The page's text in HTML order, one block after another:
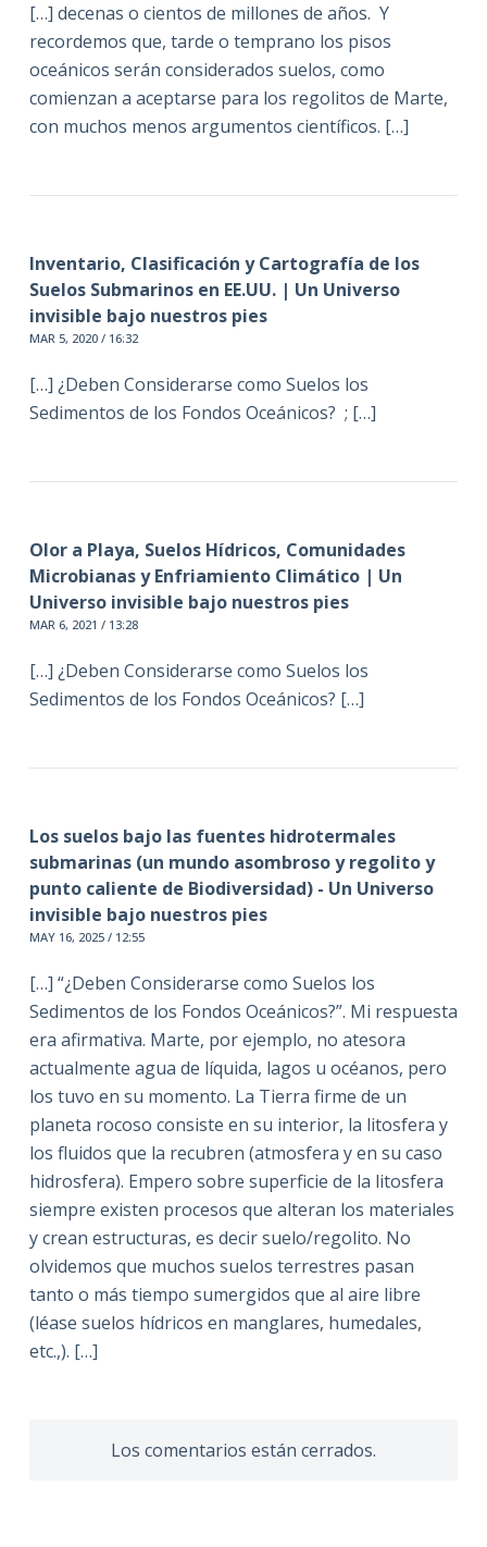
[…] decenas o cientos de millones de años. Y
recordemos que, tarde o temprano los pisos
oceánicos serán considerados suelos, como
comienzan a aceptarse para los regolitos de Marte,
con muchos menos argumentos científicos. […]
Inventario, Clasificación y Cartografía de los
Suelos Submarinos en EE.UU. | Un Universo
invisible bajo nuestros pies
MAR 5, 2020 / 16:32
[…] ¿Deben Considerarse como Suelos los
Sedimentos de los Fondos Oceánicos? ; […]
Olor a Playa, Suelos Hídricos, Comunidades
Microbianas y Enfriamiento Climático | Un
Universo invisible bajo nuestros pies
MAR 6, 2021 / 13:28
[…] ¿Deben Considerarse como Suelos los
Sedimentos de los Fondos Oceánicos? […]
Los suelos bajo las fuentes hidrotermales
submarinas (un mundo asombroso y regolito y
punto caliente de Biodiversidad) - Un Universo
invisible bajo nuestros pies
MAY 16, 2025 / 12:55
[…] “¿Deben Considerarse como Suelos los
Sedimentos de los Fondos Oceánicos?”. Mi respuesta
era afirmativa. Marte, por ejemplo, no atesora
actualmente agua de líquida, lagos u océanos, pero
los tuvo en su momento. La Tierra firme de un
planeta rocoso consiste en su interior, la litosfera y
los fluidos que la recubren (atmosfera y en su caso
hidrosfera). Empero sobre superficie de la litosfera
siempre existen procesos que alteran los materiales
y crean estructuras, es decir suelo/regolito. No
olvidemos que muchos suelos terrestres pasan
tanto o más tiempo sumergidos que al aire libre
(léase suelos hídricos en manglares, humedales,
etc.,). […]
Los comentarios están cerrados.